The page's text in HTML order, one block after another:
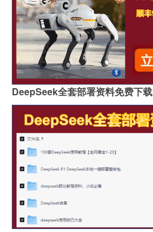
DeepSeek全套部署资料免费下载